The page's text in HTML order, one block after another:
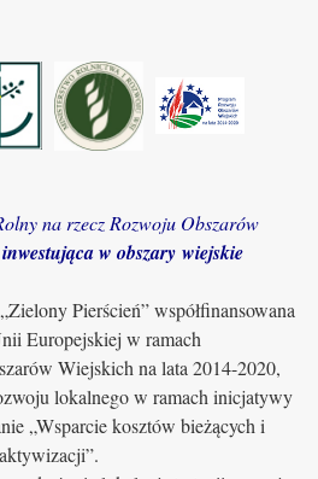
na rzecz Rozwoju Obszarów
w obszary wiejskie
Pierścień” współfinansowana
Europejskiej w ramach
Wiejskich na lata 2014-2020,
lokalnego w ramach inicjatywy
„Wsparcie kosztów bieżących i
aktywizacji”.